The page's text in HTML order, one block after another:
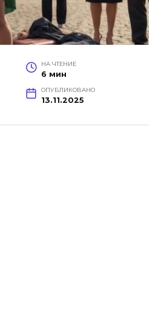
НА ЧТЕНИЕ
6 мин
ОПУБЛИКОВАНО
13.11.2025